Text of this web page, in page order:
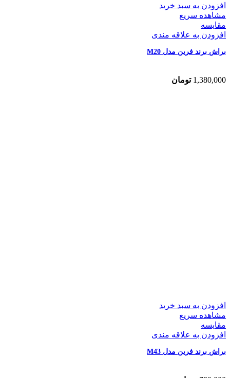
افزودن به سبد خرید
مشاهده سریع
مقایسه
افزودن به علاقه مندی
براش برند فرین مدل M20
1,380,000 تومان
افزودن به سبد خرید
مشاهده سریع
مقایسه
افزودن به علاقه مندی
براش برند فرین مدل M43